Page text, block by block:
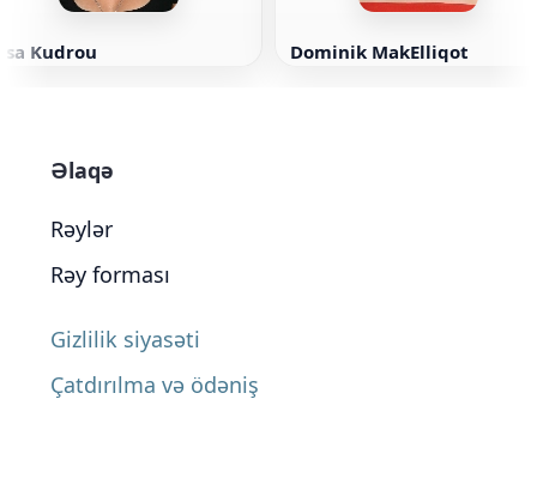
Kudrou Dominik MakElliqot
Əlaqə
Rəylər
Rəy forması
Gizlilik siyasəti
Çatdırılma və ödəniş